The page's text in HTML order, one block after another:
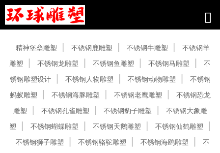
精神堡垒雕塑 不锈钢鹿雕塑 不锈钢牛雕塑
不锈钢羊
雕塑
不锈钢龙雕塑 不锈钢鱼雕塑 不锈钢马雕塑
不
锈钢雕塑设计
不锈钢人物雕塑 不锈钢动物雕塑
不锈钢
蚂蚁雕塑
不锈钢海豚雕塑 不锈钢老鹰雕塑
不锈钢恐龙
雕塑
不锈钢孔雀雕塑 不锈钢豹子雕塑
不锈钢大象雕
塑
不锈钢蝴蝶雕塑 不锈钢天鹅雕塑
不锈钢仙鹤雕塑
不锈钢狮子雕塑
不锈钢骆驼雕塑 不锈钢海鸥雕塑
不